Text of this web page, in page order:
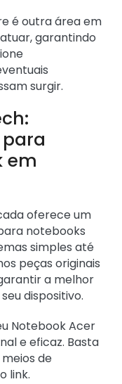
é outra área em
garantindo
surgir.
em
oferece um
notebooks
simples até
peças originais
a melhor
dispositivo.
Notebook Acer
e eficaz. Basta
de
link.